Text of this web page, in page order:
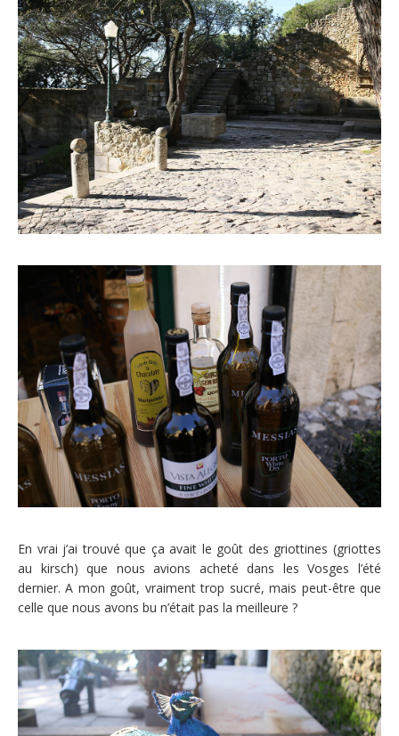
En vrai j’ai trouvé que ça avait le goût des griottines (griottes
au kirsch) que nous avions acheté dans les Vosges l’été
dernier. A mon goût, vraiment trop sucré, mais peut-être que
celle que nous avons bu n’était pas la meilleure ?